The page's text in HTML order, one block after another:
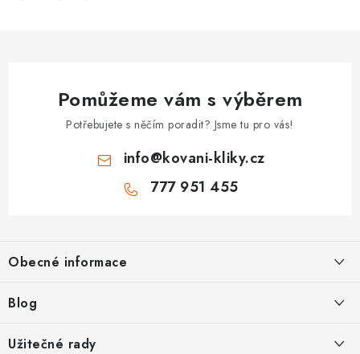
Pomůžeme vám s výběrem
Potřebujete s něčím poradit? Jsme tu pro vás!
info@kovani-kliky.cz
777 951 455
p
a
Obecné informace
Blog
Užitečné rady